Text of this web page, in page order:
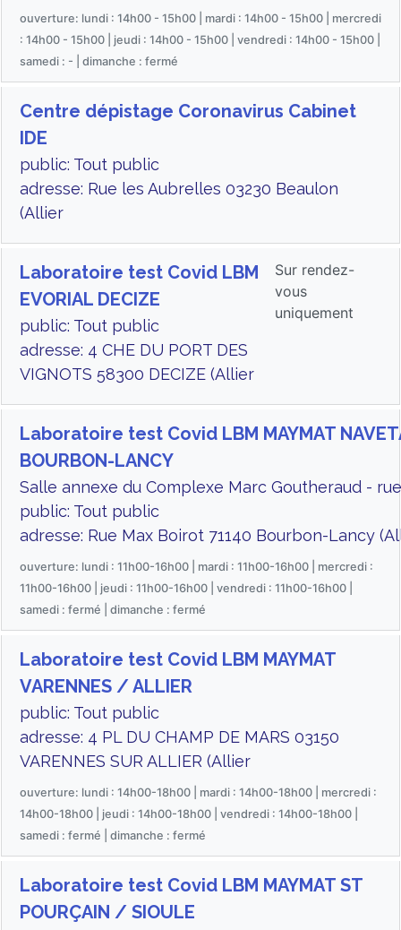
ouverture: lundi : 14h00 - 15h00 | mardi : 14h00 - 15h00 | mercredi
: 14h00 - 15h00 | jeudi : 14h00 - 15h00 | vendredi : 14h00 - 15h00 |
samedi : - | dimanche : fermé
Centre dépistage Coronavirus Cabinet
IDE
public: Tout public
adresse: Rue les Aubrelles 03230 Beaulon
(Allier
Laboratoire test Covid LBM
EVORIAL DECIZE
public: Tout public
adresse: 4 CHE DU PORT DES
VIGNOTS 58300 DECIZE (Allier
Sur rendez-
vous
uniquement
Laboratoire test Covid LBM MAYMAT
BOURBON-LANCY
Salle annexe du Complexe Marc Goutheraud -
public: Tout public
adresse: Rue Max Boirot 71140 Bourbon-Lancy
ouverture: lundi : 11h00-16h00 | mardi : 11h00-16h00 | mercredi :
11h00-16h00 | jeudi : 11h00-16h00 | vendredi : 11h00-16h00 |
samedi : fermé | dimanche : fermé
Laboratoire test Covid LBM MAYMAT
VARENNES / ALLIER
public: Tout public
adresse: 4 PL DU CHAMP DE MARS 03150
VARENNES SUR ALLIER (Allier
ouverture: lundi : 14h00-18h00 | mardi : 14h00-18h00 | mercredi :
14h00-18h00 | jeudi : 14h00-18h00 | vendredi : 14h00-18h00 |
samedi : fermé | dimanche : fermé
Laboratoire test Covid LBM MAYMAT ST
POURÇAIN / SIOULE